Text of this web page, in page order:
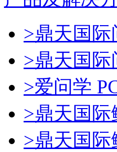
>鼎天国际
>鼎天国
>爱问学
>鼎天国
>鼎天国